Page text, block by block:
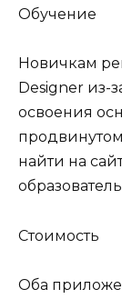
Обучение
Новичкам
Designer из-
освоения
найти на
Стоимость
Оба